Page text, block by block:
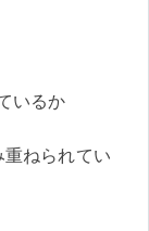
いるか
ねられてい